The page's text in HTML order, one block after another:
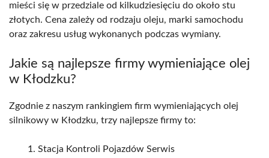
mieści się w przedziale od kilkudziesięciu do około stu
złotych. Cena zależy od rodzaju oleju, marki samochodu
oraz zakresu usług wykonanych podczas wymiany.
Jakie są najlepsze firmy wymieniające olej
w Kłodzku?
Zgodnie z naszym rankingiem firm wymieniających olej
silnikowy w Kłodzku, trzy najlepsze firmy to:
Stacja Kontroli Pojazdów Serwis